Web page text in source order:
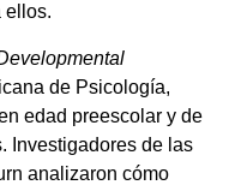
ellos.
de Psicología,
edad preescolar y de
Investigadores de las
analizaron cómo